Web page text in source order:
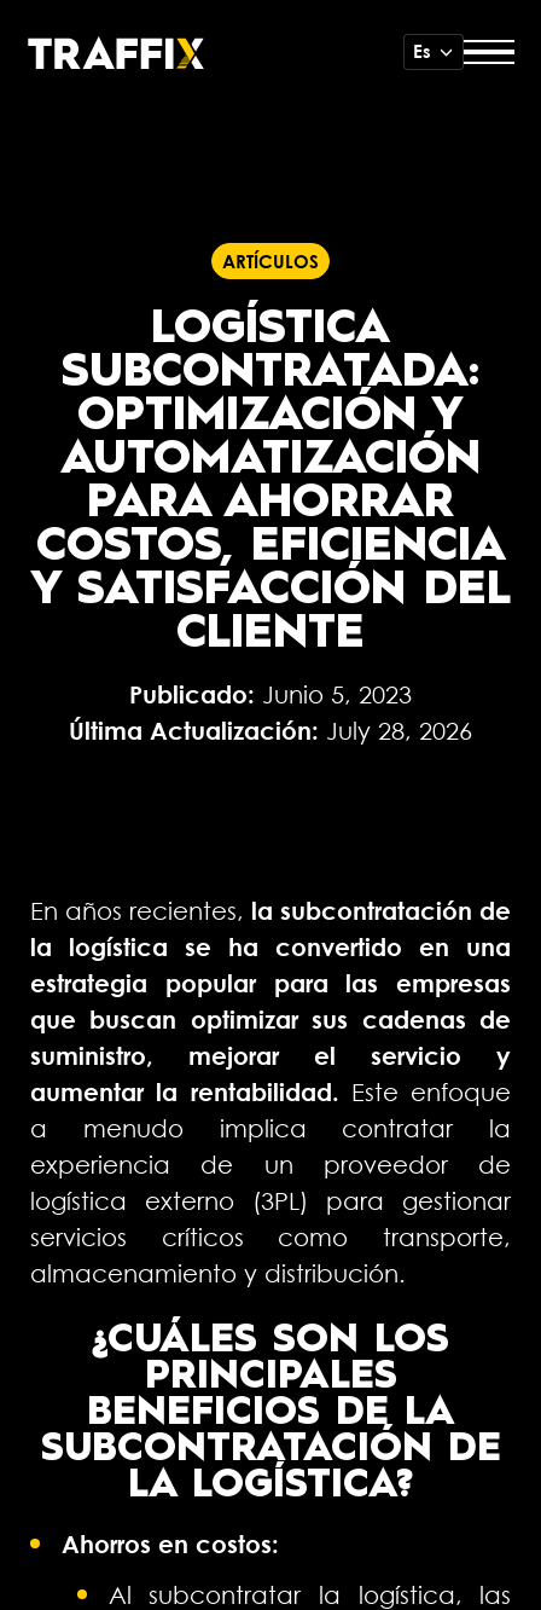
Es
ARTÍCULOS
LOGÍSTICA
SUBCONTRATADA:
OPTIMIZACIÓN Y
AUTOMATIZACIÓN
PARA AHORRAR
COSTOS, EFICIENCIA
Y SATISFACCIÓN DEL
CLIENTE
Publicado: Junio 5, 2023
Última Actualización: July 28, 2026
En años recientes, la subcontratación de
la logística se ha convertido en una
estrategia popular para las empresas
que buscan optimizar sus cadenas de
suministro, mejorar el servicio y
aumentar la rentabilidad. Este enfoque
a menudo implica contratar la
experiencia de un proveedor de
logística externo (3PL) para gestionar
servicios críticos como transporte,
almacenamiento y distribución.
¿CUÁLES SON LOS
PRINCIPALES
BENEFICIOS DE LA
SUBCONTRATACIÓN DE
LA LOGÍSTICA?
Ahorros en costos:
Al subcontratar la logística, las